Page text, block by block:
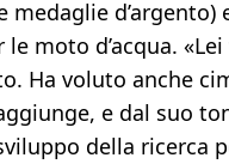
medaglie d’argento)
moto d’acqua.
Ha voluto anche
e dal suo
della ricerca